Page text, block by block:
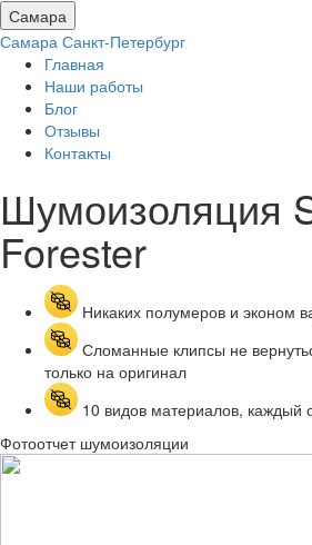
Самара
Самара Санкт-Петербург
Главная
Наши работы
Блог
Отзывы
Контакты
Шумоизоляция
Forester
Никаких полумеров и эконом
Сломанные клипсы не
только на оригинал
10 видов материалов, каждый
Фотоотчет шумоизоляции